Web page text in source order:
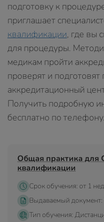
подготовку к
приглашает
квалификации, где вы
для процедуры.
медикам пройти
проверят и
аккредитационный
Получить подробную
бесплатно по телефону.
Общая практика
квалификации
Срок обучения: от 1
Выдаваемый документ:
Тип обучения: